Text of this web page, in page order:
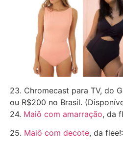
23. Chromecast para TV, do
ou R$200 no Brasil.
24. Maiô com amarração, da
25. Maiô com decote, da